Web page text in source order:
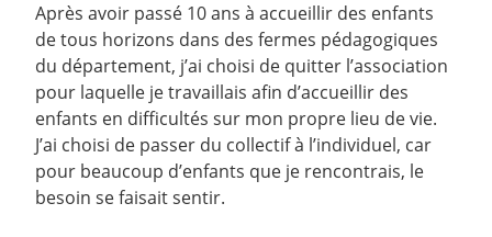
Après avoir passé 10 ans à accueillir des enfants
de tous horizons dans des fermes pédagogiques
du département, j’ai choisi de quitter l’association
pour laquelle je travaillais afin d’accueillir des
enfants en difficultés sur mon propre lieu de vie.
J’ai choisi de passer du collectif à l’individuel, car
pour beaucoup d’enfants que je rencontrais, le
besoin se faisait sentir.